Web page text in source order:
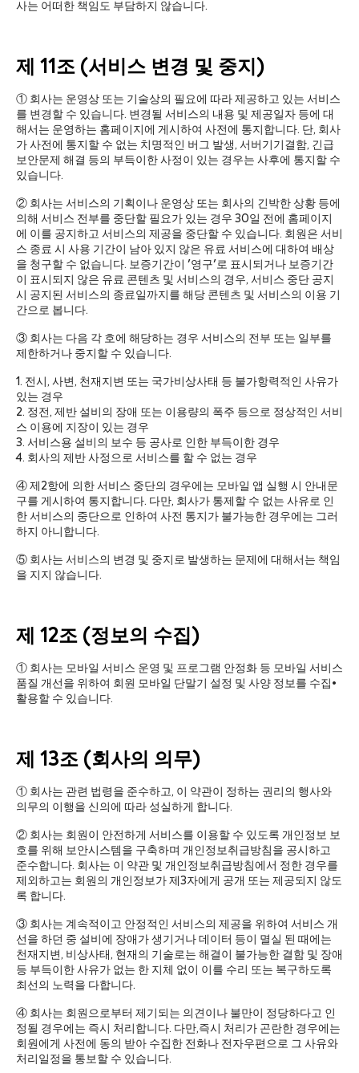
사는 어떠한 책임도 부담하지 않습니다.
제 11조 (서비스 변경 및 중지)
① 회사는 운영상 또는 기술상의 필요에 따라 제공하고 있는 서비스
를 변경할 수 있습니다. 변경될 서비스의 내용 및 제공일자 등에 대
해서는 운영하는 홈페이지에 게시하여 사전에 통지합니다. 단, 회사
가 사전에 통지할 수 없는 치명적인 버그 발생, 서버기기결함, 긴급
보안문제 해결 등의 부득이한 사정이 있는 경우는 사후에 통지할 수
있습니다.
② 회사는 서비스의 기획이나 운영상 또는 회사의 긴박한 상황 등에
의해 서비스 전부를 중단할 필요가 있는 경우 30일 전에 홈페이지
에 이를 공지하고 서비스의 제공을 중단할 수 있습니다. 회원은 서비
스 종료 시 사용 기간이 남아 있지 않은 유료 서비스에 대하여 배상
을 청구할 수 없습니다. 보증기간이 '영구'로 표시되거나 보증기간
이 표시되지 않은 유료 콘텐츠 및 서비스의 경우, 서비스 중단 공지
시 공지된 서비스의 종료일까지를 해당 콘텐츠 및 서비스의 이용 기
간으로 봅니다.
③ 회사는 다음 각 호에 해당하는 경우 서비스의 전부 또는 일부를
제한하거나 중지할 수 있습니다.
1. 전시, 사변, 천재지변 또는 국가비상사태 등 불가항력적인 사유가
있는 경우
2. 정전, 제반 설비의 장애 또는 이용량의 폭주 등으로 정상적인 서비
스 이용에 지장이 있는 경우
3. 서비스용 설비의 보수 등 공사로 인한 부득이한 경우
4. 회사의 제반 사정으로 서비스를 할 수 없는 경우
④ 제2항에 의한 서비스 중단의 경우에는 모바일 앱 실행 시 안내문
구를 게시하여 통지합니다. 다만, 회사가 통제할 수 없는 사유로 인
한 서비스의 중단으로 인하여 사전 통지가 불가능한 경우에는 그러
하지 아니합니다.
⑤ 회사는 서비스의 변경 및 중지로 발생하는 문제에 대해서는 책임
을 지지 않습니다.
제 12조 (정보의 수집)
① 회사는 모바일 서비스 운영 및 프로그램 안정화 등 모바일 서비스
품질 개선을 위하여 회원 모바일 단말기 설정 및 사양 정보를 수집•
활용할 수 있습니다.
제 13조 (회사의 의무)
① 회사는 관련 법령을 준수하고, 이 약관이 정하는 권리의 행사와
의무의 이행을 신의에 따라 성실하게 합니다.
② 회사는 회원이 안전하게 서비스를 이용할 수 있도록 개인정보 보
호를 위해 보안시스템을 구축하며 개인정보취급방침을 공시하고
준수합니다. 회사는 이 약관 및 개인정보취급방침에서 정한 경우를
제외하고는 회원의 개인정보가 제3자에게 공개 또는 제공되지 않도
록 합니다.
③ 회사는 계속적이고 안정적인 서비스의 제공을 위하여 서비스 개
선을 하던 중 설비에 장애가 생기거나 데이터 등이 멸실 된 때에는
천재지변, 비상사태, 현재의 기술로는 해결이 불가능한 결함 및 장애
등 부득이한 사유가 없는 한 지체 없이 이를 수리 또는 복구하도록
최선의 노력을 다합니다.
④ 회사는 회원으로부터 제기되는 의견이나 불만이 정당하다고 인
정될 경우에는 즉시 처리합니다. 다만,즉시 처리가 곤란한 경우에는
회원에게 사전에 동의 받아 수집한 전화나 전자우편으로 그 사유와
처리일정을 통보할 수 있습니다.